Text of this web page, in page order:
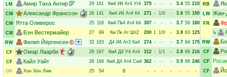
LM
Амир Таха Антир 29 161 Км4 И4 Ат4 Уг4 379 - - - 3.4 55 210
CM
Александр Франссон 26 141 Км4 И4 Ат4 К4 271 - 1/0 - 3.8 55 150
CM
Ятта Оливерос 25 116 Км4 Пк4 Ат4 К4 307 - - - 3.7 59 180
CM
Бэн Вестермайер 27 99 Км Пк Ат Шт2 200 1 1/0 - 3.8 63 125
RW
Филип Йёргенсен 32 163 Д4 И4 Ат3 Ка4 274 - - - 3.7 64 175
CF
Омар Лаарби 28 167 Км4 Д4 У4 Ат4 312 - 1/1 - 3.8 69 216
CF
Кайл Уайт 28 169 Км4 Д4 Ат4 См4 362 - - - 3.9 68 246
GK
Хон Хён Лим 25 54 В - - - - - -
-
RB
LW Жан-
FR
↳
RW
CF
CF
CF